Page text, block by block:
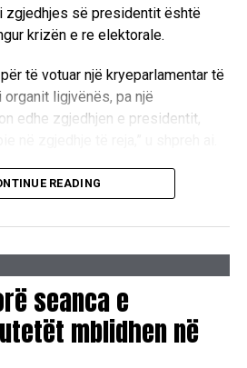
zgjedhjes së presidentit është
krizën e re elektorale.
të votuar një kryeparlamentar të
ligjvënës, pa një
edhe zgjedhjen e presidentit,
nevojën për dialog të drejtpërdrejtë
parlamentare për të arritur një
për të gjitha institucionet
është që të ulemi, të
vetëm nga lartësia e një
nga gjerësia e një marrëveshje
partive të tjera parlamentare, të
dhe ta zgjedhim
READING
seanca e
mblidhen në